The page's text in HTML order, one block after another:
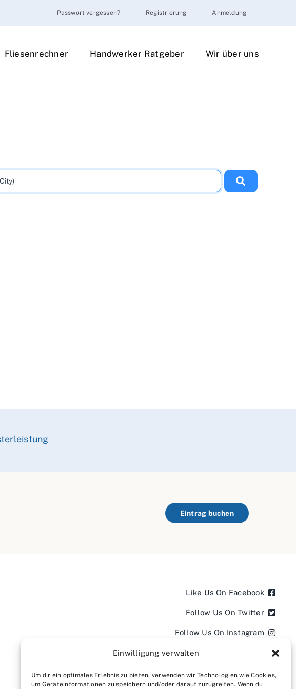
Einwilligung verwalten
Um dir ein optimales Erlebnis zu bieten, verwenden wir Technologien wie Cookies,
um Geräteinformationen zu speichern und/oder darauf zuzugreifen. Wenn du
Passwort vergessen? Registrierung Anmeldung
Fliesenrechner Handwerker Ratgeber Wir über uns
Eintrag buchen
Like Us On Facebook
Follow Us On Twitter
Follow Us On Instagram
Follow Us On LinkedIn
Follow us on YouTube